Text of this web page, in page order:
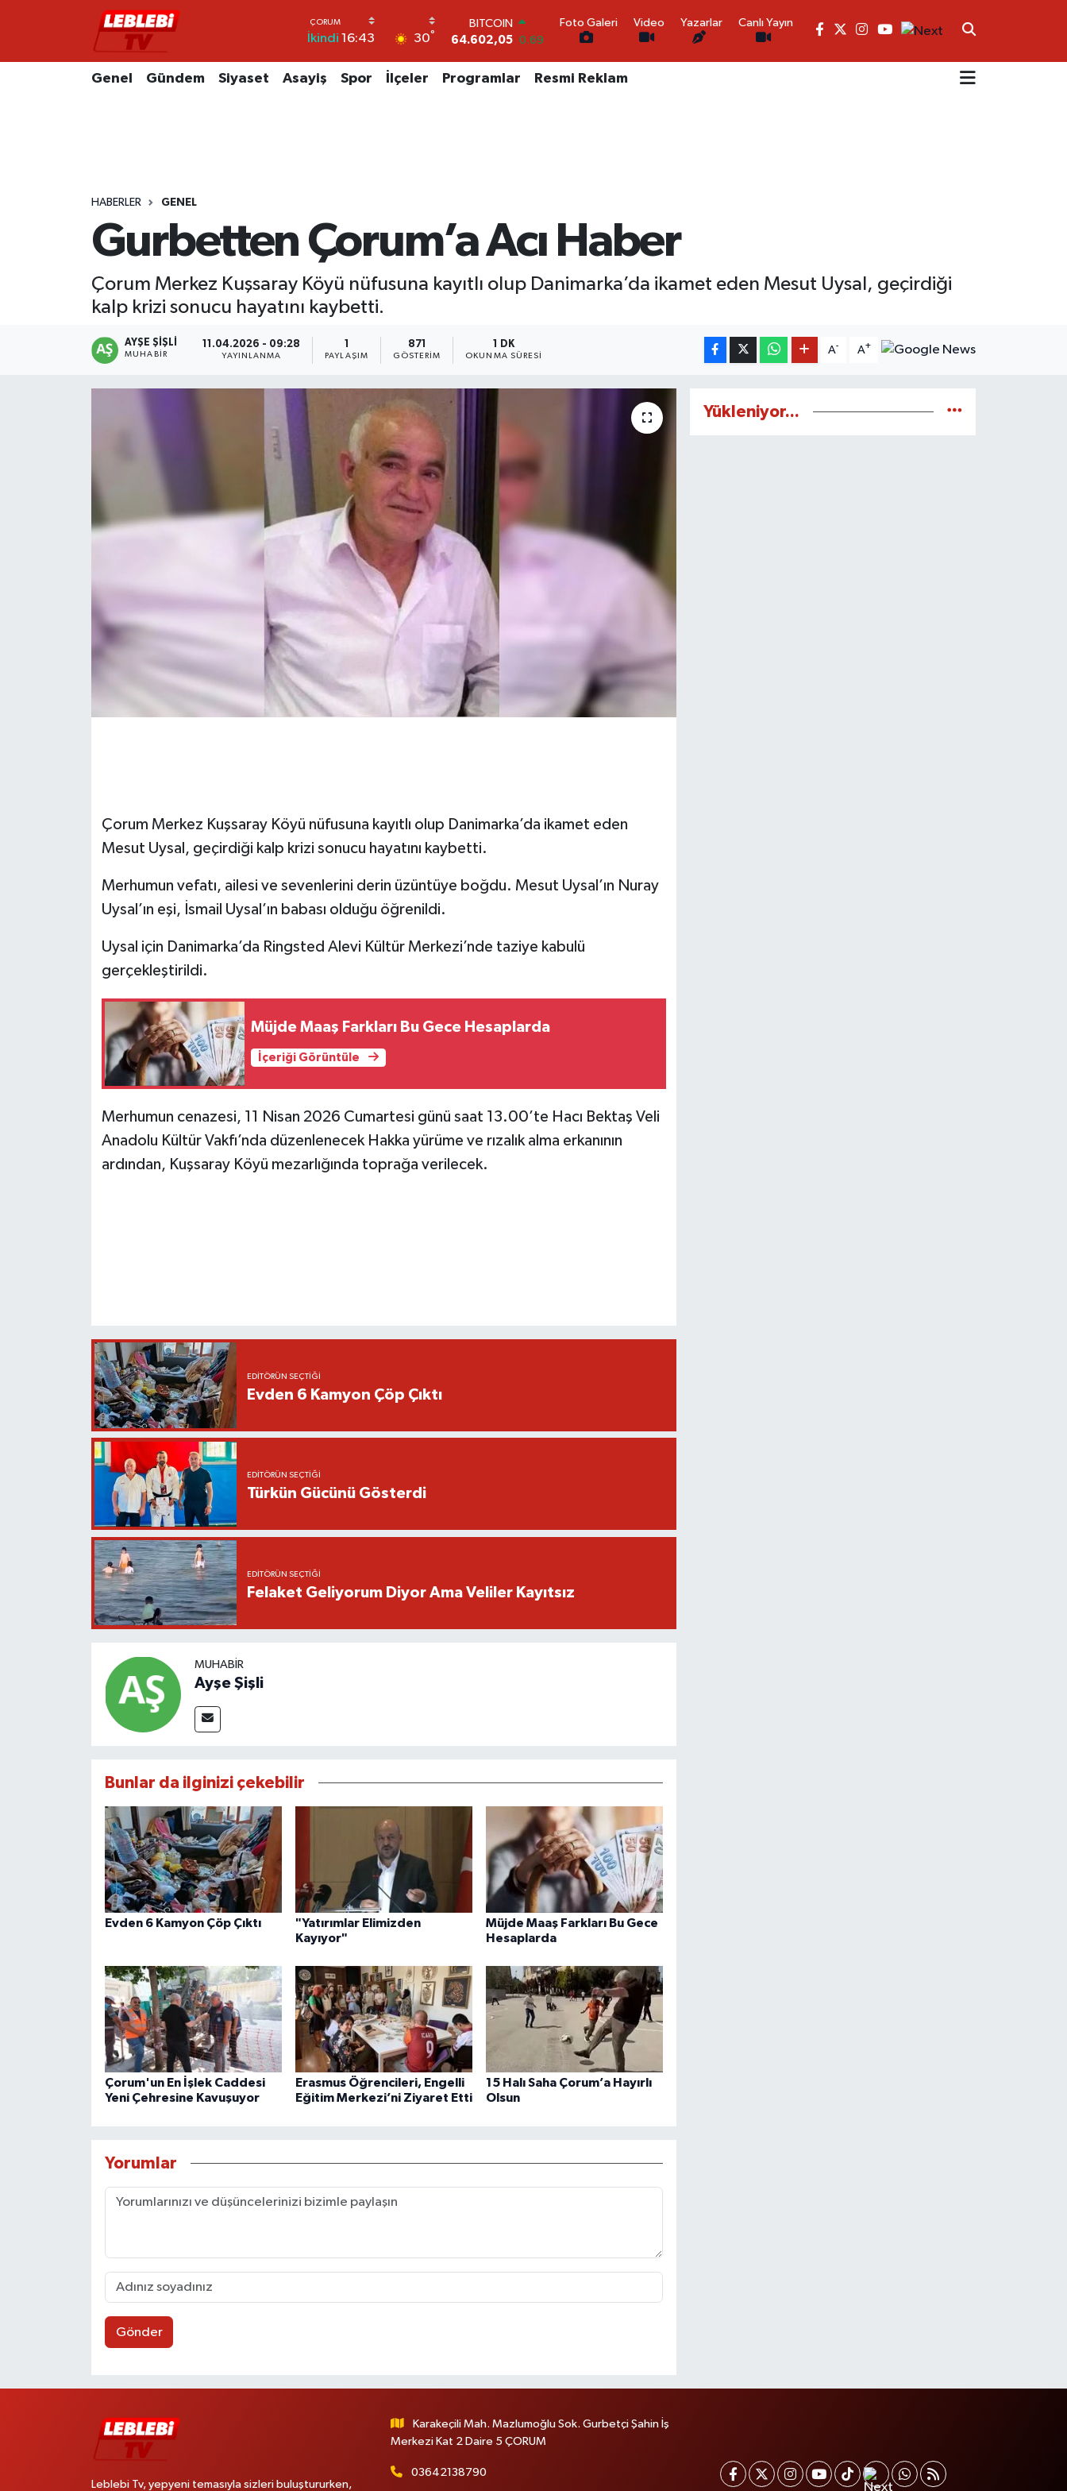
İkindi 16:43 30°
47,5986
EURO
55,0700 0.1
Foto Galeri Video Yazarlar Canlı Yayın
Genel Gündem Siyaset Asayiş Spor İlçeler Programlar Resmi Reklam
HABERLER GENEL
Gurbetten Çorum’a Acı Haber
Çorum Merkez Kuşsaray Köyü nüfusuna kayıtlı olup Danimarka’da ikamet eden Mesut Uysal, geçirdiği
kalp krizi sonucu hayatını kaybetti.
AYŞE ŞIŞLI
MUHABIR
11.04.2026 - 09:28
YAYINLANMA
1
PAYLAŞIM
871
GÖSTERIM
1 DK
OKUNMA SÜRESI
A- A+
Çorum Merkez Kuşsaray Köyü nüfusuna kayıtlı olup Danimarka’da ikamet eden
Mesut Uysal, geçirdiği kalp krizi sonucu hayatını kaybetti.
Merhumun vefatı, ailesi ve sevenlerini derin üzüntüye boğdu. Mesut Uysal’ın Nuray
Uysal’ın eşi, İsmail Uysal’ın babası olduğu öğrenildi.
Uysal için Danimarka’da Ringsted Alevi Kültür Merkezi’nde taziye kabulü
gerçekleştirildi.
Müjde Maaş Farkları Bu Gece Hesaplarda
İçeriği Görüntüle
Merhumun cenazesi, 11 Nisan 2026 Cumartesi günü saat 13.00’te Hacı Bektaş Veli
Anadolu Kültür Vakfı’nda düzenlenecek Hakka yürüme ve rızalık alma erkanının
ardından, Kuşsaray Köyü mezarlığında toprağa verilecek.
EDITÖRÜN SEÇTIĞI
Evden 6 Kamyon Çöp Çıktı
EDITÖRÜN SEÇTIĞI
Türkün Gücünü Gösterdi
EDITÖRÜN SEÇTIĞI
Felaket Geliyorum Diyor Ama Veliler Kayıtsız
MUHABIR
Ayşe Şişli
Bunlar da ilginizi çekebilir
Evden 6 Kamyon Çöp Çıktı
"Yatırımlar Elimizden
Kayıyor"
Müjde Maaş Farkları Bu Gece
Hesaplarda
Çorum'un En İşlek Caddesi
Yeni Çehresine Kavuşuyor
Erasmus Öğrencileri, Engelli
Eğitim Merkezi’ni Ziyaret Etti
15 Halı Saha Çorum’a Hayırlı
Olsun
Yorumlar
Gönder
Yükleniyor...
Leblebi Tv, yepyeni temasıyla sizleri buluştururken,
Karakeçili Mah. Mazlumoğlu Sok. Gurbetçi Şahin İş
Merkezi Kat 2 Daire 5 ÇORUM
03642138790
Hava Durumu
Tüm Manşetler
Haber Arşivi